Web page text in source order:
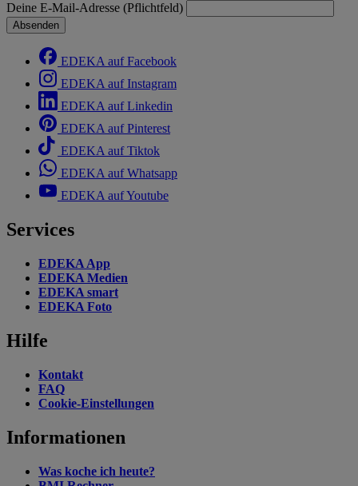
Deine E-Mail-Adresse (Pflichtfeld)
Absenden
EDEKA auf Facebook
EDEKA auf Instagram
EDEKA auf Linkedin
EDEKA auf Pinterest
EDEKA auf Tiktok
EDEKA auf Whatsapp
EDEKA auf Youtube
Services
EDEKA App
EDEKA Medien
EDEKA smart
EDEKA Foto
Hilfe
Kontakt
FAQ
Cookie-Einstellungen
Informationen
Was koche ich heute?